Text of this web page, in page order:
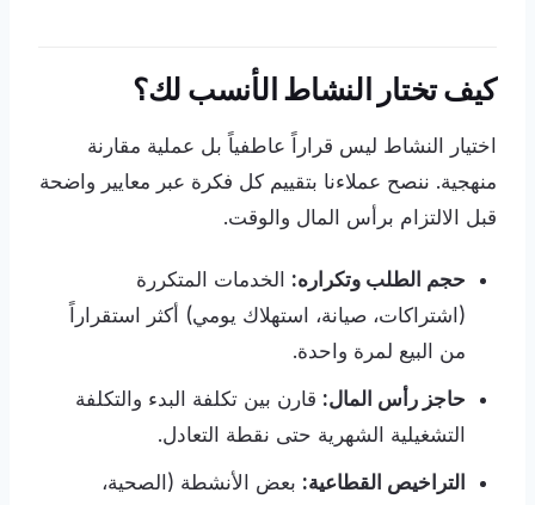
كيف تختار النشاط الأنسب لك؟
اختيار النشاط ليس قراراً عاطفياً بل عملية مقارنة
منهجية. ننصح عملاءنا بتقييم كل فكرة عبر معايير واضحة
قبل الالتزام برأس المال والوقت.
حجم الطلب وتكراره: الخدمات المتكررة
(اشتراكات، صيانة، استهلاك يومي) أكثر استقراراً
من البيع لمرة واحدة.
حاجز رأس المال: قارن بين تكلفة البدء والتكلفة
التشغيلية الشهرية حتى نقطة التعادل.
التراخيص القطاعية: بعض الأنشطة (الصحية،